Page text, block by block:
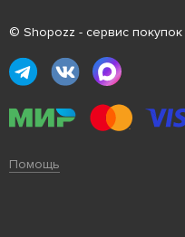
© Shopozz - сервис
Помощь